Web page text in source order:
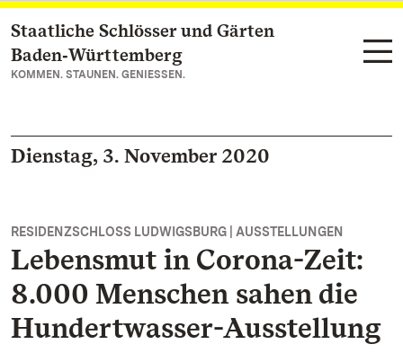
Zum Hauptinhalt springen
Staatliche Schlösser und Gärten
Baden‑Württemberg
KOMMEN. STAUNEN. GENIESSEN.
Dienstag, 3. November 2020
RESIDENZSCHLOSS LUDWIGSBURG | AUSSTELLUNGEN
Lebensmut in Corona-Zeit:
8.000 Menschen sahen die
Hundertwasser-Ausstellung